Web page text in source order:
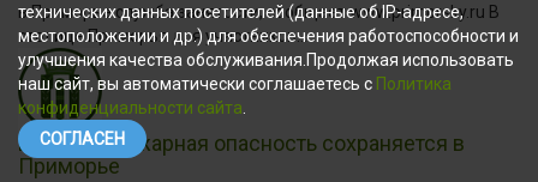
в Приморье служба занятости, сообщает www.primorsky.ru В
столице Приморья для участников...
Высокая пожарная опасность сохраняется в
Приморье
технических данных посетителей (данные об IP-адресе,
местоположении и др.) для обеспечения работоспособности и
улучшения качества обслуживания.Продолжая использовать
наш сайт, вы автоматически соглашаетесь с Политика
конфиденциальности сайта
СОГЛАСЕН